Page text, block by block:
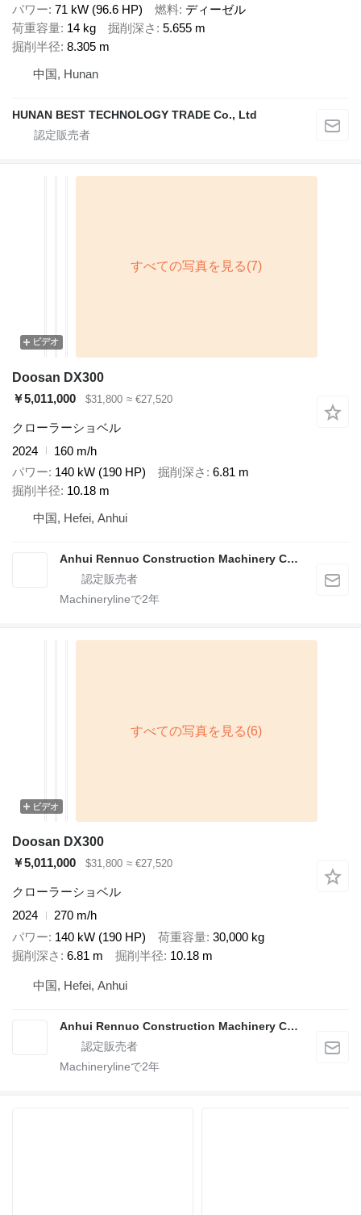
パワー 71 kW (96.6 HP) 燃料 ディーゼル
荷重容量 14 kg 掘削深さ
5.655 m
掘削半径 8.305 m
中国, Hunan
HUNAN BEST TECHNOLOGY TRADE Co., Ltd
ビデオ
Doosan DX300
￥5,011,000
$31,800 ≈ €27,520
クローラーショベル
2024
160 m/h
パワー 140 kW (190 HP) 掘削深さ
6.81 m
掘削半径 10.18 m
中国, Hefei, Anhui
Anhui Rennuo Construction Machinery Co., Ltd
Machinerylineで2年
ビデオ
Doosan DX300
￥5,011,000
$31,800 ≈ €27,520
クローラーショベル
2024
270 m/h
パワー 140 kW (190 HP) 荷重容量 30,000 kg
掘削深さ
6.81 m 掘削半径 10.18 m
中国, Hefei, Anhui
Anhui Rennuo Construction Machinery Co., Ltd
Machinerylineで2年